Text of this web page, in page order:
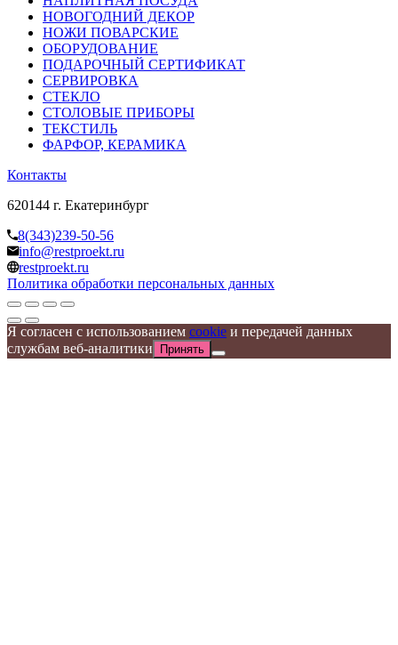
НОВОГОДНИЙ ДЕКОР
НОЖИ ПОВАРСКИЕ
ОБОРУДОВАНИЕ
ПОДАРОЧНЫЙ СЕРТИФИКАТ
СЕРВИРОВКА
СТЕКЛО
СТОЛОВЫЕ ПРИБОРЫ
ТЕКСТИЛЬ
ФАРФОР, КЕРАМИКА
Контакты
620144 г. Екатеринбург
8(343)239-50-56
info@restproekt.ru
restproekt.ru
Политика обработки персональных данных
Я согласен с использованием cookie и передачей данных
службам веб-аналитики
Принять